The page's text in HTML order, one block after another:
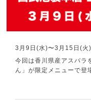
3月9日(水)〜3月15日(火
今回は香川県産アスパラ
ん」が限定メニューで登